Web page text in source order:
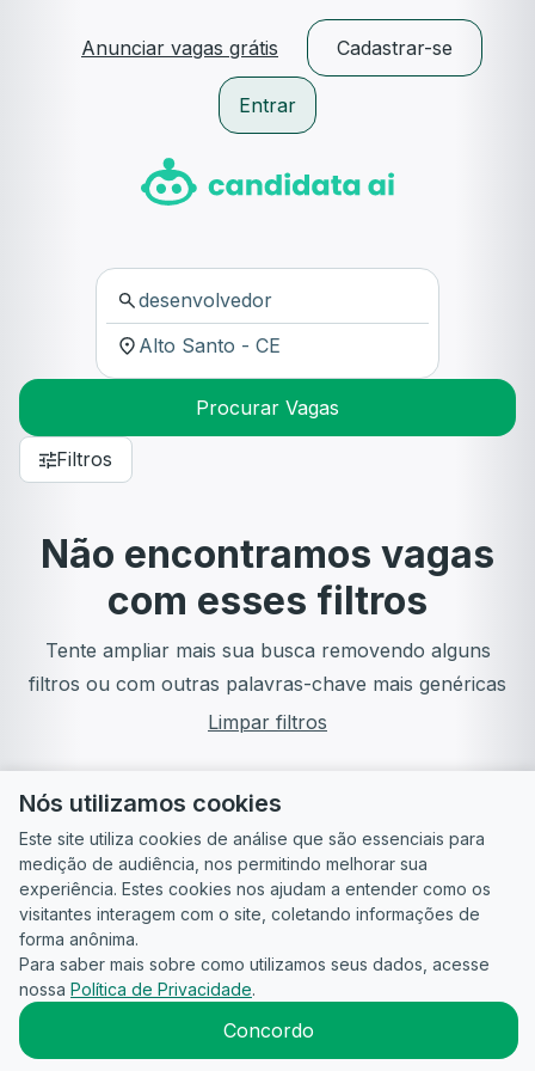
Anunciar vagas grátis Cadastrar-se
Entrar
Procurar Vagas
Filtros
Não encontramos vagas
com esses filtros
Tente ampliar mais sua busca removendo alguns
filtros ou com outras palavras-chave mais genéricas
Limpar filtros
Guia do
Candidato
Para
empresas
Política de
Privacidade
Termos
2026CandidataAI
Nós utilizamos cookies
Este site utiliza cookies de análise que são essenciais para
medição de audiência, nos permitindo melhorar sua
experiência. Estes cookies nos ajudam a entender como os
visitantes interagem com o site, coletando informações de
forma anônima.
Para saber mais sobre como utilizamos seus dados, acesse
nossa Política de Privacidade.
Concordo